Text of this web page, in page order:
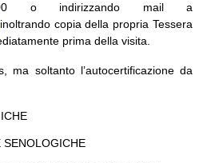
o indirizzando mail a
inoltrando copia della propria Tessera
prima della visita.
ma soltanto l’autocertificazione da
SENOLOGICHE